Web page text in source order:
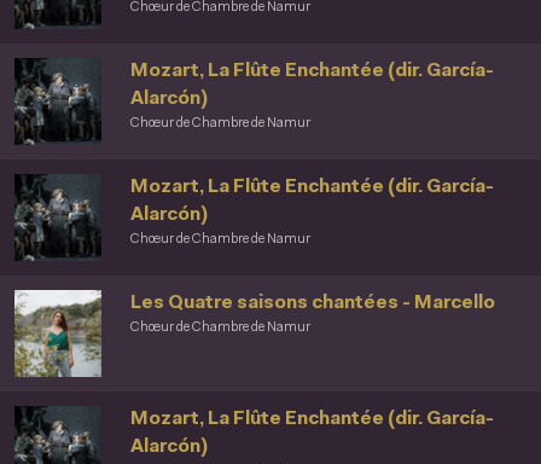
Chœur de Chambre de Namur
Chœur de Chambre de Namur
Mozart, La Flûte Enchantée (dir. García-
Alarcón)
Chœur de Chambre de Namur
Mozart, La Flûte Enchantée (dir. García-
Alarcón)
Chœur de Chambre de Namur
Les Quatre saisons chantées - Marcello
Mozart, La Flûte Enchantée (dir. García-
Alarcón)